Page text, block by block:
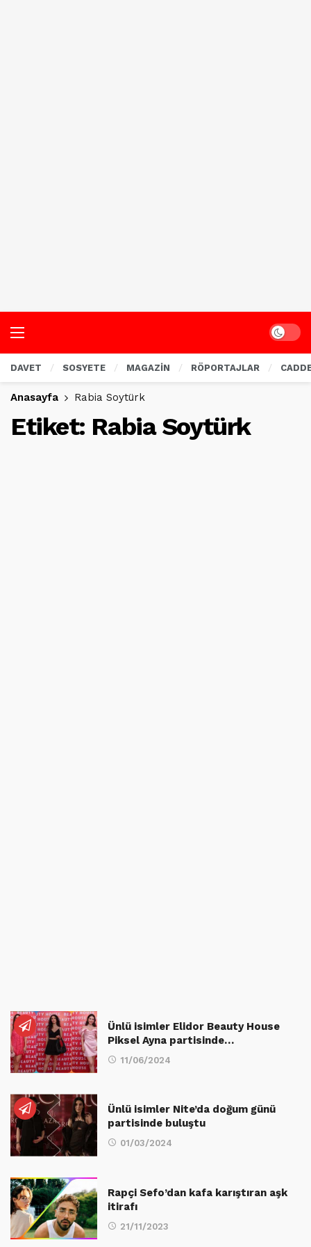
Dark
DAVET SOSYETE MAGAZİN RÖPORTAJLAR
Anasayfa Rabia Soytürk
Etiket: Rabia Soytürk
Ünlü isimler Elidor Beauty House
Piksel Ayna partisinde…
11/06/2024
Ünlü isimler Nite’da doğum günü
partisinde buluştu
01/03/2024
Rapçi Sefo’dan kafa karıştıran aşk
itirafı
21/11/2023